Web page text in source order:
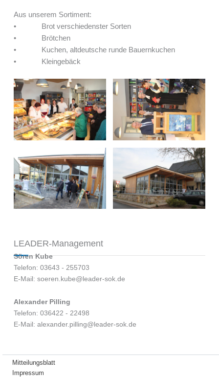
LEADER-Management
Sören Kube
Telefon: 03643 - 255703
E-Mail: soeren.kube@leader-sok.de
Alexander Pilling
Telefon: 036422 - 22498
E-Mail: alexander.pilling@leader-sok.de
Aus unserem Sortiment:
• Brot verschiedenster Sorten
• Brötchen
• Kuchen, altdeutsche runde Bauernkuchen
• Kleingebäck
Mitteilungsblatt
Impressum